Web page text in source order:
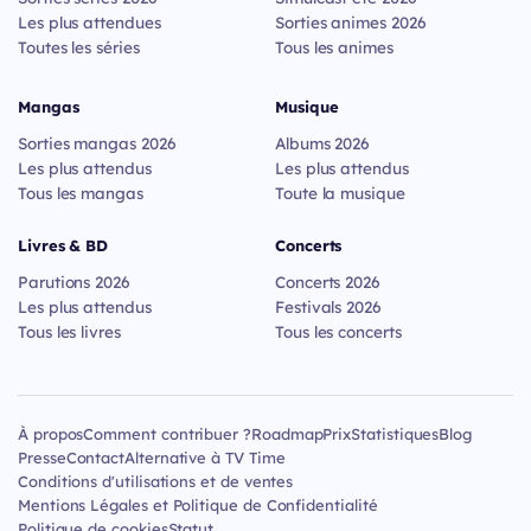
Les plus attendues
Toutes les séries
Sorties animes 2026
Tous les animes
Mangas
Sorties mangas 2026
Les plus attendus
Tous les mangas
Livres & BD
Parutions 2026
Les plus attendus
Tous les livres
Musique
Albums 2026
Les plus attendus
Toute la musique
Concerts
Concerts 2026
Festivals 2026
Tous les concerts
À proposComment contribuer ?RoadmapPrixStatistiquesBlog
PresseContactAlternative à TV Time
Conditions d'utilisations et de ventes
Mentions Légales et Politique de Confidentialité